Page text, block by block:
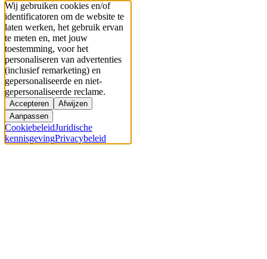
Wij gebruiken cookies en/of
identificatoren om de website te
laten werken, het gebruik ervan
te meten en, met jouw
toestemming, voor het
personaliseren van advertenties
(inclusief remarketing) en
gepersonaliseerde en niet-
gepersonaliseerde reclame.
Accepteren
Afwijzen
Aanpassen
CookiebeleidJuridische
kennisgevingPrivacybeleid